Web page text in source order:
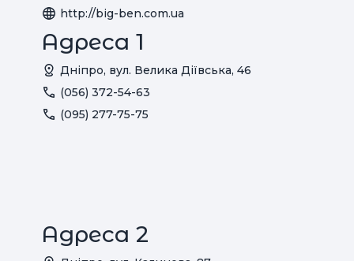
http://big-ben.com.ua
Адреса 1
Дніпро, вул. Велика Діївська, 46
(056) 372-54-63
(095) 277-75-75
Адреса 2